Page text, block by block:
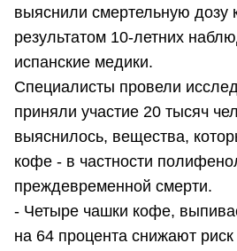
выяснили смертельную дозу
результатом 10-летних
испанские медики.
Специалисты провели
приняли участие 20 тысяч
выяснилось, вещества,
кофе - в частности
преждевременной смерти.
- Четыре чашки кофе,
на 64 процента снижают